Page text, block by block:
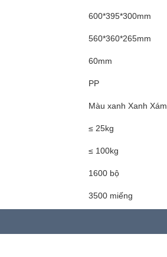
600*395*300mm
560*360*265mm
60mm
PP
Màu xanh Xanh Xám
≤ 25kg
≤ 100kg
1600 bộ
3500 miếng